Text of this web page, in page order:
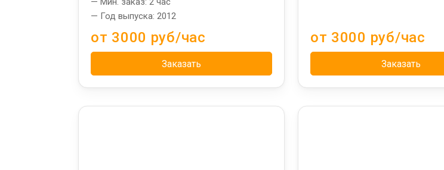
— Год выпуска: 2012
от 3000 руб/час
Заказать
от 3000 руб/час
Заказать